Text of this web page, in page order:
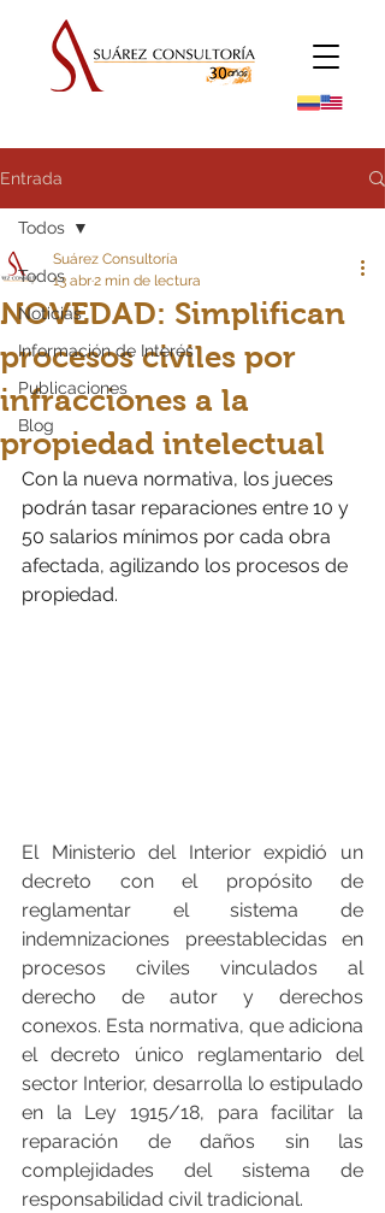
Entrada
Todos
Noticias
Información de Interés
Publicaciones
Blog
Todos
NOVEDAD: Simplifican
procesos civiles por
infracciones a la
propiedad intelectual
Suárez Consultoría
13 abr2 min de lectura
Con la nueva normativa, los jueces
podrán tasar reparaciones entre 10 y
50 salarios mínimos por cada obra
afectada, agilizando los procesos de
propiedad.
El Ministerio del Interior expidió un
decreto con el propósito de
reglamentar el sistema de
indemnizaciones preestablecidas en
procesos civiles vinculados al
derecho de autor y derechos
conexos. Esta normativa, que adiciona
el decreto único reglamentario del
sector Interior, desarrolla lo estipulado
en la Ley 1915/18, para facilitar la
reparación de daños sin las
complejidades del sistema de
responsabilidad civil tradicional.